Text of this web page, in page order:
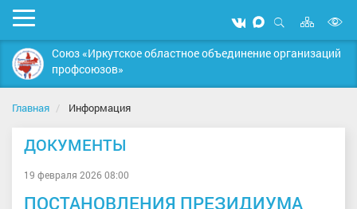
Мобильное
меню
Мы
вконтакте
Мы
в
MAX
Открыть
поиск
Карта
сайта
Союз «Иркутское областное объединение организаций
профсоюзов»
Главная Информация
ДОКУМЕНТЫ
19 февраля 2026 08:00
ПОСТАНОВЛЕНИЯ ПРЕЗИДИУМА